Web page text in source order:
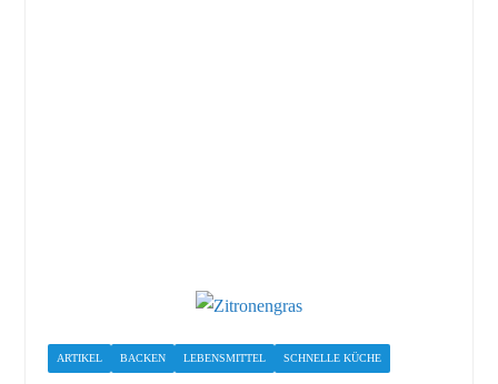
ARTIKEL BACKEN LEBENSMITTEL SCHNELLE KÜCHE